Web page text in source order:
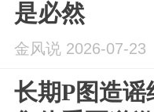
是必然
金风说 2026-07-23
长期P图造